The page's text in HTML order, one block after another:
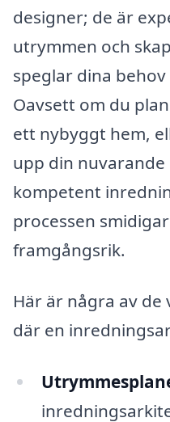
designer; de är
utrymmen och
speglar dina
Oavsett om du
ett nybyggt hem,
upp din
kompetent
processen
framgångsrik.
Här är några av
där en